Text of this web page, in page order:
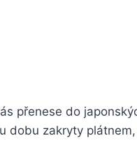
přenese do
dobu zakryty